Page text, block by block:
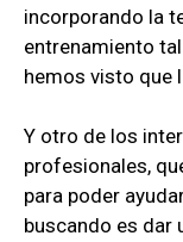
incorporando la
entrenamiento
hemos visto que
Y otro de los
profesionales,
para poder
buscando es dar